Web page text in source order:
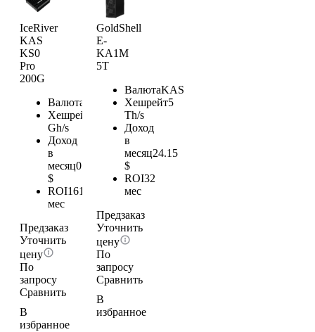
IceRiver
KAS
KS0
Pro
200G
Валюта
Хешрейт
Gh/s
Доход
в
месяц0.97
$
ROI161
мес
Предзаказ
Уточнить
цену
По
запросу
Сравнить
В
избранное
GoldShell
E-
KA1M
5T
ВалютаKAS
Хешрейт5
Th/s
Доход
в
месяц24.15
$
ROI32
мес
Предзаказ
Уточнить
цену
По
запросу
Сравнить
В
избранное